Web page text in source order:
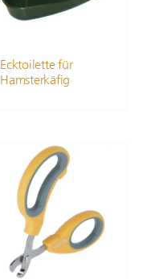
Ecktoilette für
Hamsterkäfig